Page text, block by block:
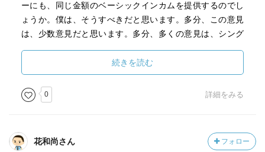
ーにも、同じ金額のベーシックインカムを提供するのでし
ょうか。僕は、そうすべきだと思います。多分、この意見
は、少数意見だと思います。多分、多くの意見は、シング
には、色々な事情を斟酌して、額を決めることになるでし
ょう。その場合、額を判断するために、個人情報を提供す
る必要があるでしょう。また、その個人情報を検証するた
めに、莫大な費用が必要となります。多分、実行不可能で
た、困惑する東さんの姿を想像したい人にもお勧めです。
逆に、日本のサブカルチャーの現状を理解したい人には、
続きを読む
0 詳細をみる
花和尚さん フォロー